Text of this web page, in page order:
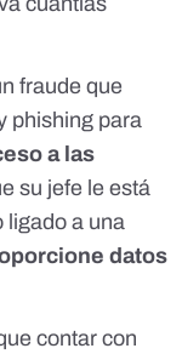
fraude que
phishing para
a las
su jefe le está
ligado a una
datos
contar con